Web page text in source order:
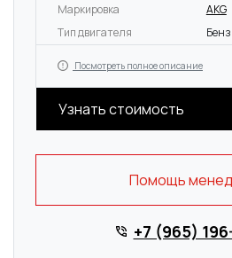
Маркировка
AKG
Тип двигателя
Посмотреть полное описание
Узнать стоимость
Помощь
+7 (965)